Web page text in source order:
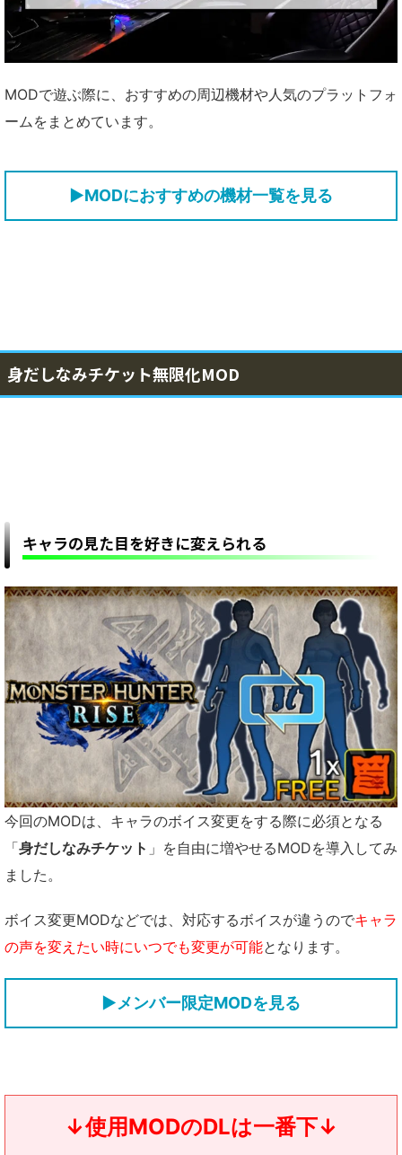
MODで遊ぶ際に、おすすめの周辺機材や人気のプラットフォ
ームをまとめています。
▶MODにおすすめの機材一覧を見る
身だしなみチケット無限化MOD
キャラの見た目を好きに変えられる
今回のMODは、キャラのボイス変更をする際に必須となる
「身だしなみチケット 」を自由に増やせるMODを導入してみ
ました。
ボイス変更MODなどでは、対応するボイスが違うのでキャラ
の声を変えたい時にいつでも変更が可能となります。
▶メンバー限定MODを見る
↓使用MODのDLは一番下↓